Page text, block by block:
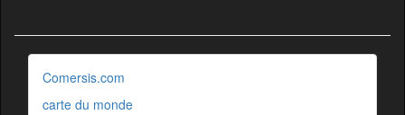
Comersis.com
carte du monde